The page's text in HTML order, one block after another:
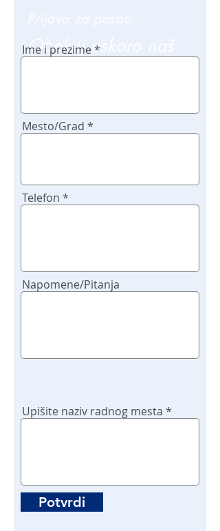
Očekuj uskoro naš
Ime i prezime
Mesto/Grad
Telefon
Napomene/Pitanja
Upišite naziv radnog mesta
Potvrdi